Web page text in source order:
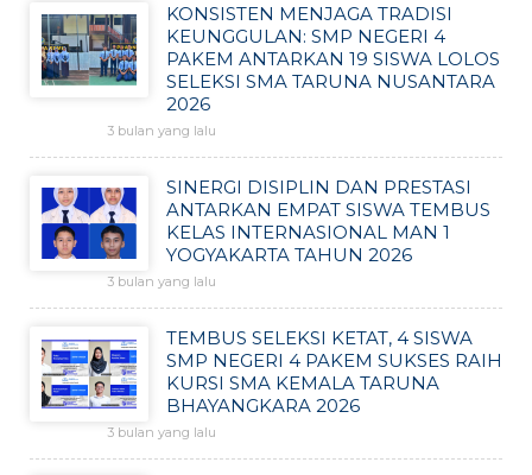
KONSISTEN MENJAGA TRADISI
KEUNGGULAN: SMP NEGERI 4
PAKEM ANTARKAN 19 SISWA LOLOS
SELEKSI SMA TARUNA NUSANTARA
2026
3 bulan yang lalu
SINERGI DISIPLIN DAN PRESTASI
ANTARKAN EMPAT SISWA TEMBUS
KELAS INTERNASIONAL MAN 1
YOGYAKARTA TAHUN 2026
3 bulan yang lalu
TEMBUS SELEKSI KETAT, 4 SISWA
SMP NEGERI 4 PAKEM SUKSES RAIH
KURSI SMA KEMALA TARUNA
BHAYANGKARA 2026
3 bulan yang lalu